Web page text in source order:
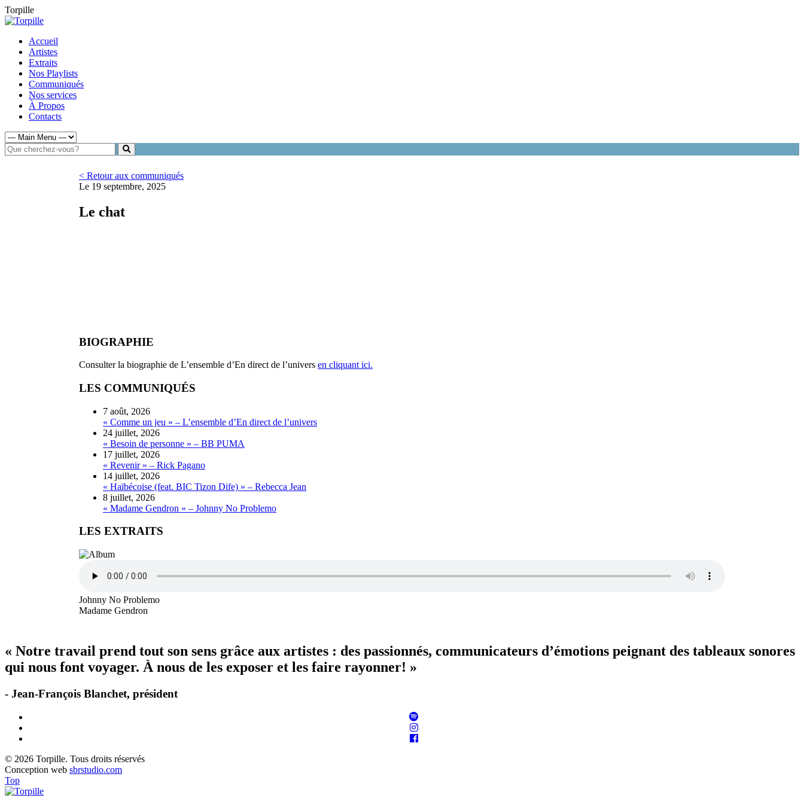
Torpille
Accueil
Artistes
Extraits
Nos Playlists
Communiqués
Nos services
À Propos
Contacts
< Retour aux communiqués
Le 19 septembre, 2025
Le chat
BIOGRAPHIE
Consulter la biographie de L’ensemble d’En direct de l’univers en cliquant ici.
LES COMMUNIQUÉS
7 août, 2026
« Comme un jeu » – L’ensemble d’En direct de l’univers
24 juillet, 2026
« Besoin de personne » – BB PUMA
17 juillet, 2026
« Revenir » – Rick Pagano
14 juillet, 2026
« Haïbécoise (feat. BIC Tizon Dife) » – Rebecca Jean
8 juillet, 2026
« Madame Gendron » – Johnny No Problemo
LES EXTRAITS
Johnny No Problemo
Madame Gendron
« Notre travail prend tout son sens grâce aux artistes : des passionnés, communicateurs d’émotions peignant des tableaux sonores
qui nous font voyager. À nous de les exposer et les faire rayonner! »
- Jean-François Blanchet, président
© 2026 Torpille. Tous droits réservés
Conception web sbrstudio.com
Top